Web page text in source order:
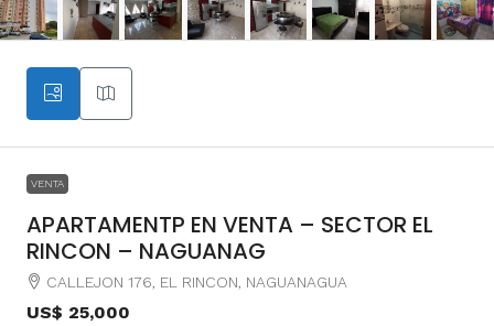
VENTA
APARTAMENTP EN VENTA – SECTOR EL
RINCON – NAGUANAG
CALLEJON 176, EL RINCON, NAGUANAGUA
US$ 25,000